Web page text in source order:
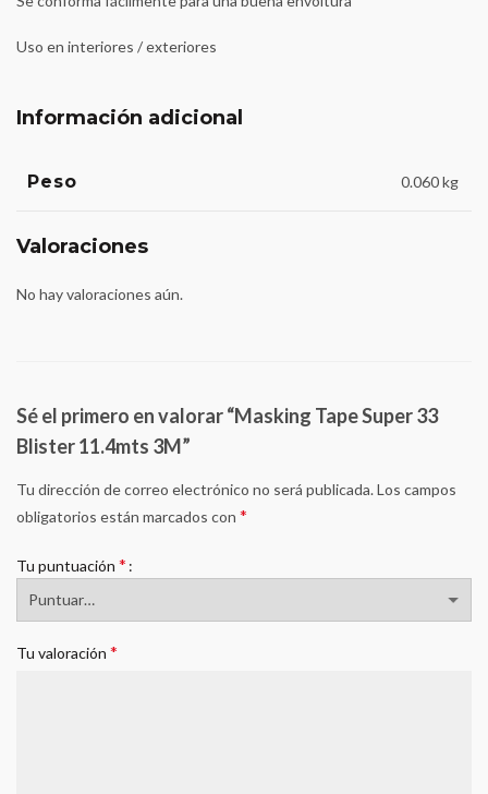
Uso en interiores / exteriores
Información adicional
Peso 0.060 kg
Valoraciones
No hay valoraciones aún.
Sé el primero en valorar “Masking Tape Super 33
Blister 11.4mts 3M”
Tu dirección de correo electrónico no será publicada.Los campos
obligatorios están marcados con *
Tu puntuación *
Tu valoración *